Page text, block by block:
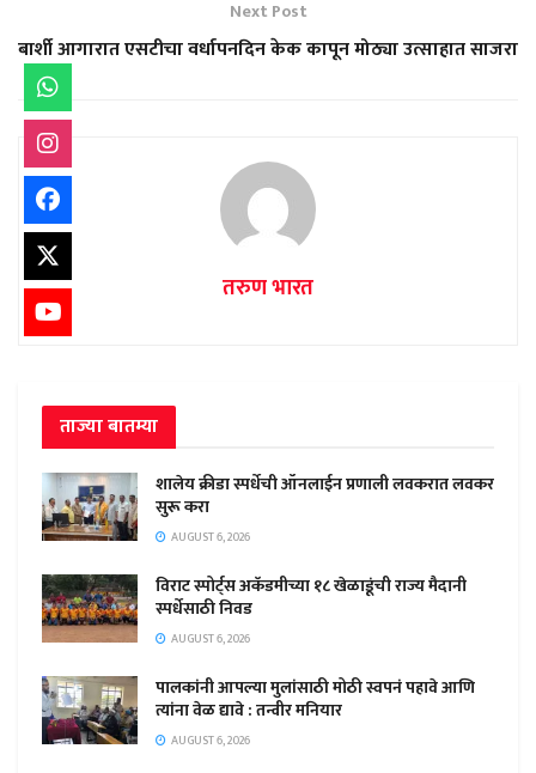
Next Post
बार्शी आगारात एसटीचा वर्धापनदिन केक कापून मोठ्या उत्साहात साजरा
तरुण भारत
ताज्या बातम्या
शालेय क्रीडा स्पर्धेची ऑनलाईन प्रणाली लवकरात लवकर
सुरू करा
AUGUST 6, 2026
विराट स्पोर्ट्स अकॅडमीच्या १८ खेळाडूंची राज्य मैदानी
स्पर्धेसाठी निवड
AUGUST 6, 2026
पालकांनी आपल्या मुलांसाठी मोठी स्वपनं पहावे आणि
त्यांना वेळ द्यावे : तन्वीर मनियार
AUGUST 6, 2026